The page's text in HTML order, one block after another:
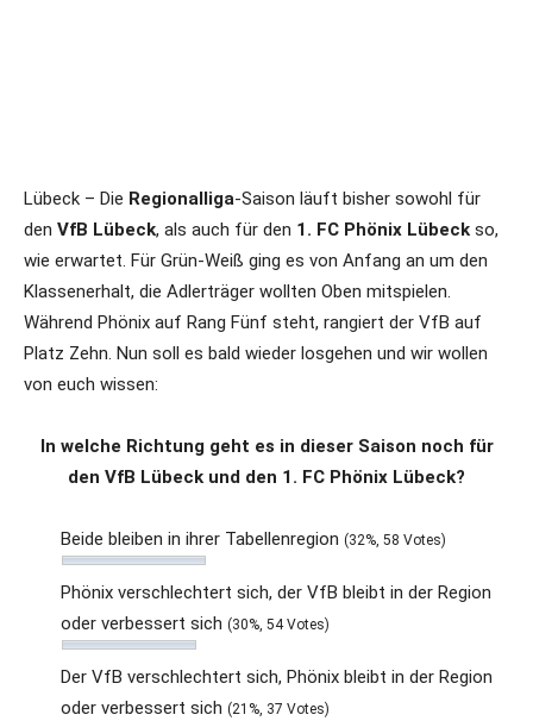
Lübeck – Die Regionalliga-Saison läuft bisher sowohl für
den VfB Lübeck, als auch für den 1. FC Phönix Lübeck so,
wie erwartet. Für Grün-Weiß ging es von Anfang an um den
Klassenerhalt, die Adlerträger wollten Oben mitspielen.
Während Phönix auf Rang Fünf steht, rangiert der VfB auf
Platz Zehn. Nun soll es bald wieder losgehen und wir wollen
von euch wissen:
In welche Richtung geht es in dieser Saison noch für
den VfB Lübeck und den 1. FC Phönix Lübeck?
Beide bleiben in ihrer Tabellenregion (32%, 58 Votes)
Phönix verschlechtert sich, der VfB bleibt in der Region
oder verbessert sich (30%, 54 Votes)
Der VfB verschlechtert sich, Phönix bleibt in der Region
oder verbessert sich (21%, 37 Votes)